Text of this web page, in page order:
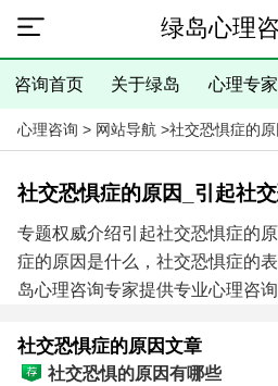
绿岛心理
咨询首页 关于绿岛 心理专家
心理咨询 > 网站导航 >社交恐惧症的原
社交恐惧症的原因_引起社
专题权威介绍引起社交恐惧症的
症的原因是什么，社交恐惧症的
岛心理咨询专家提供专业心理咨
社交恐惧症心理医生咨询电话:
13306538268（手机微信同号）
社交恐惧症的原因文章
社交恐惧的原因有哪些